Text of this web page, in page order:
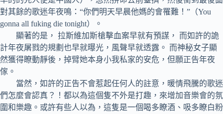
對其餘的歌迷年夜鳴：“你們明天早晨他媽的會罹難！”（You
gonna all fuking die tonight）。
顯著的是， 拉斯維加斯槍擊血案早就有預謀， 而如許的詭
計年夜屠戮的規劃也早就曝光，風聲早就透露。 而神秘女子顯
然獲得瞭動靜後，掉臂她本身小我私家的安危，但願正告年夜
傢。
當然，如許的正告不會惹起任何人的註意，暖情飛騰的歌迷
們怎麼會認真？！都以為這個隻不外是打趣，來增加音樂會的氛
圍和樂趣。或許有些人以為，這隻是一個喝多瞭酒、吸多瞭白粉